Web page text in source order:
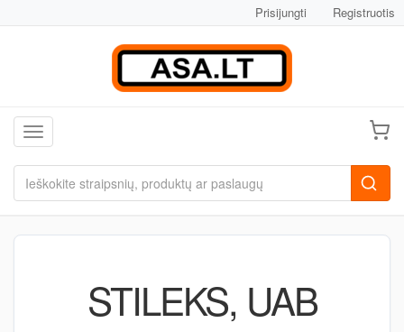
Prisijungti Registruotis
Toggle navigation
STILEKS, UAB